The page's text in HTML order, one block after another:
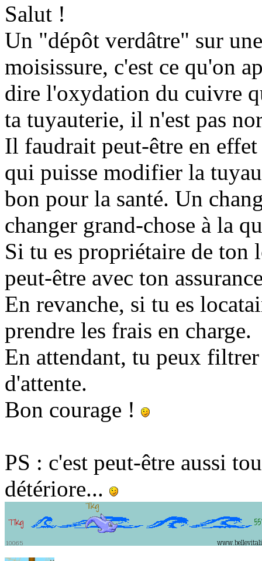
Salut !
Un "dépôt verdâtre" sur
moisissure, c'est ce qu'on
dire l'oxydation du cuivre
ta tuyauterie, il n'est pas
Il faudrait peut-être en
qui puisse modifier la
bon pour la santé. Un
changer grand-chose à la
Si tu es propriétaire de ton
peut-être avec ton
En revanche, si tu es
prendre les frais en charge.
En attendant, tu peux
d'attente.
Bon courage !
PS : c'est peut-être aussi
détériore...